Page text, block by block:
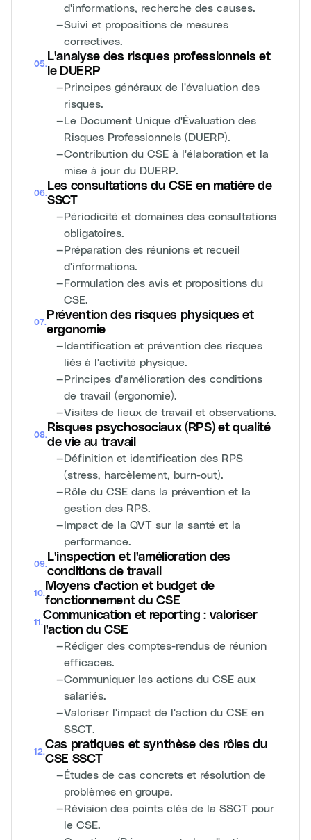
d'informations, recherche des causes.
—Suivi et propositions de mesures
correctives.
05.
L'analyse des risques professionnels et
le DUERP
—Principes généraux de l'évaluation des
risques.
—Le Document Unique d'Évaluation des
Risques Professionnels (DUERP).
—Contribution du CSE à l'élaboration et la
mise à jour du DUERP.
06.
Les consultations du CSE en matière de
SSCT
—Périodicité et domaines des consultations
obligatoires.
—Préparation des réunions et recueil
d'informations.
—Formulation des avis et propositions du
CSE.
07.
Prévention des risques physiques et
ergonomie
—Identification et prévention des risques
liés à l'activité physique.
—Principes d'amélioration des conditions
de travail (ergonomie).
—Visites de lieux de travail et observations.
08.
Risques psychosociaux (RPS) et qualité
de vie au travail
—Définition et identification des RPS
(stress, harcèlement, burn-out).
—Rôle du CSE dans la prévention et la
gestion des RPS.
—Impact de la QVT sur la santé et la
performance.
09.
L'inspection et l'amélioration des
conditions de travail
10.
Moyens d'action et budget de
fonctionnement du CSE
11 .
Communication et reporting : valoriser
l'action du CSE
—Rédiger des comptes-rendus de réunion
efficaces.
—Communiquer les actions du CSE aux
salariés.
—Valoriser l'impact de l'action du CSE en
SSCT.
12.
Cas pratiques et synthèse des rôles du
CSE SSCT
—Études de cas concrets et résolution de
problèmes en groupe.
—Révision des points clés de la SSCT pour
le CSE.